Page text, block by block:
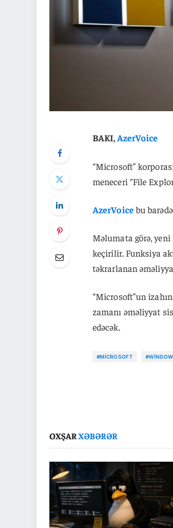
BAKI,AzerVoice
“Microsoft”
meneceri “File
AzerVoicebu
Məlumata görə, yeni
keçirilir. Funksiya
təkrarlanan
“Microsoft”un
zamanı əməliyyat
edəcək.
#MICROSOFT
OXŞARXƏBƏRƏR